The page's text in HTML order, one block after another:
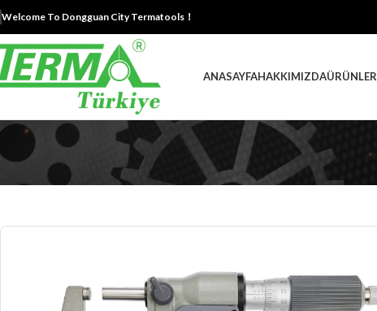
Welcome To Dongguan City Termatools！
ANASAYFAHAKKIMIZDAÜRÜNLER